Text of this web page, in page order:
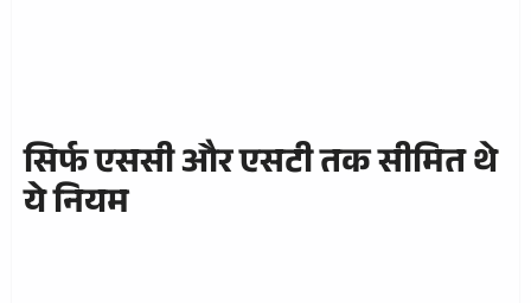
सिर्फ एससी और एसटी तक सीमित थे
ये नियम